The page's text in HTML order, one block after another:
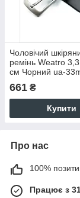
Чоловічий
ремінь Weatro
см Чорний ua-
661 ₴
Купити
Про нас
100%
Працює з